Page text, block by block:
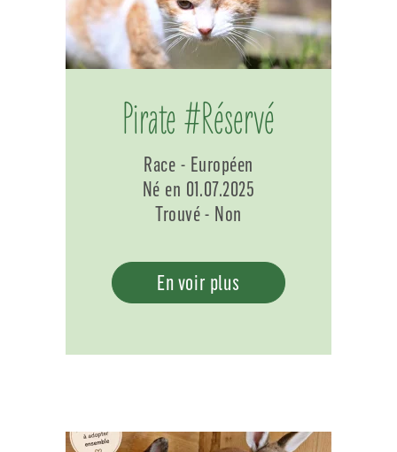
Pirate #Réservé
Race - Européen
Né en 01.07.2025
Trouvé - Non
En voir plus